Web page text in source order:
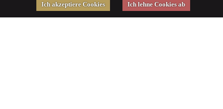
Ich akzeptiere Cookies
Ich lehne Cookies ab